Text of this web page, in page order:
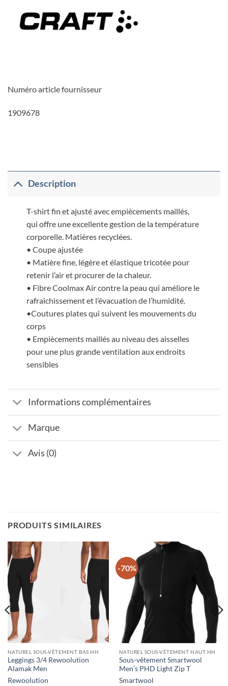
Numéro article fournisseur
1909678
Description
T-shirt fin et ajusté avec empiècements maillés,
qui offre une excellente gestion de la température
corporelle. Matières recyclées.
• Coupe ajustée
• Matière fine, légère et élastique tricotée pour
retenir l’air et procurer de la chaleur.
• Fibre Coolmax Air contre la peau qui améliore le
rafraîchissement et l’évacuation de l’humidité.
•Coutures plates qui suivent les mouvements du
corps
• Empiècements maillés au niveau des aisselles
pour une plus grande ventilation aux endroits
sensibles
Informations complémentaires
Marque
Avis (0)
PRODUITS SIMILAIRES
NATUREL SOUS-VÊTEMENT BAS HH
Leggings 3/4 Rewoolution
Alamak Men
Rewoolution
-70%
NATUREL SOUS-VÊTEMENT HAUT HH
Sous-vêtement Smartwool
Men’s PHD Light Zip T
Smartwool